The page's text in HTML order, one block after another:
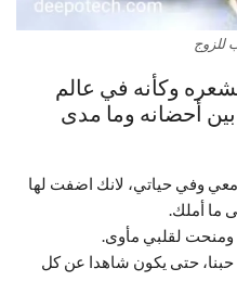
للزوج
وكأنه في عالم
أحضانه وما مدى
وفي حياتي، لانك اضفت لها
ما أملك.
ومنحت لقلبي مأوى.
حبنا، حتى يكون شاهدا عن كل